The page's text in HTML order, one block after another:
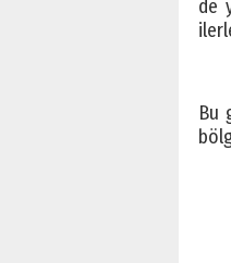
de
Bu